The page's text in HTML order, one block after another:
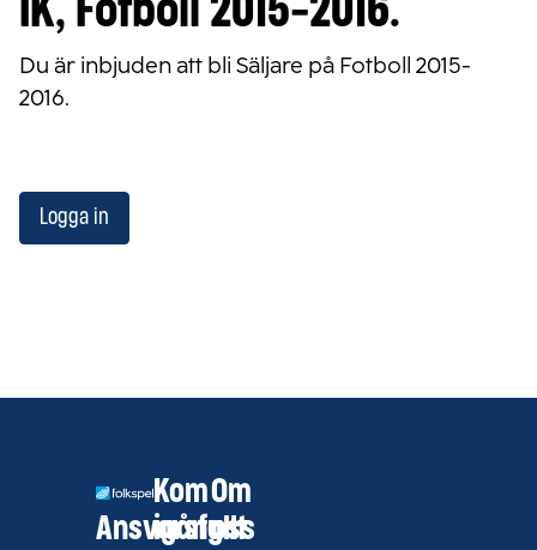
IK, Fotboll 2015-2016.
Du är inbjuden att bli Säljare på Fotboll 2015-
2016.
Logga in
Ansvarsfullt
Kom
igång
Om
oss